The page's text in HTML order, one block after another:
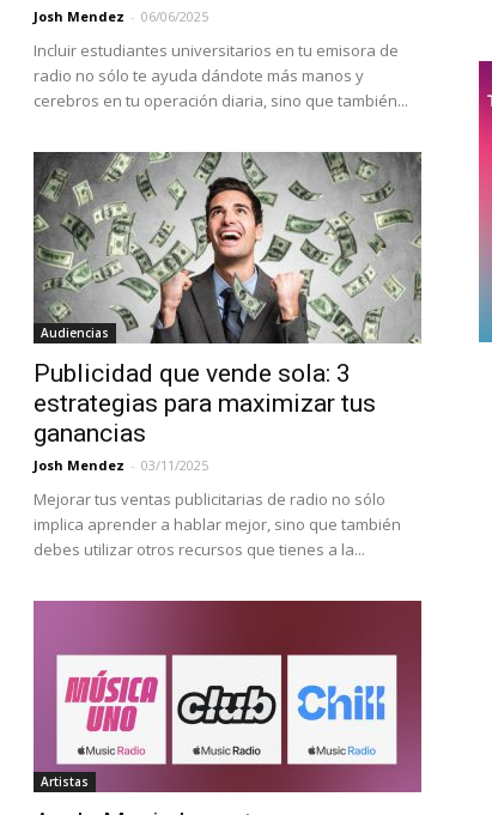
Josh Mendez - 06/06/2025
Incluir estudiantes universitarios en tu emisora de
radio no sólo te ayuda dándote más manos y
cerebros en tu operación diaria, sino que también...
Audiencias
Publicidad que vende sola: 3
estrategias para maximizar tus
ganancias
Josh Mendez - 03/11/2025
Mejorar tus ventas publicitarias de radio no sólo
implica aprender a hablar mejor, sino que también
debes utilizar otros recursos que tienes a la...
Artistas